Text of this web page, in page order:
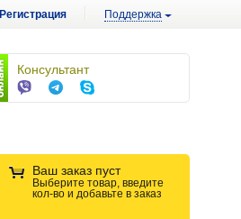
Регистрация Поддержка
Консультант
Ваш заказ пуст
Выберите товар, введите
кол-во и добавьте в заказ